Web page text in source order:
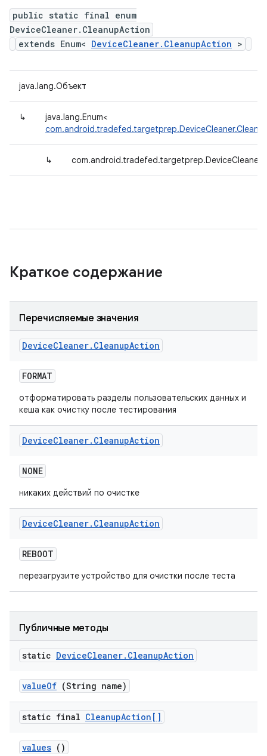
public static final enum
DeviceCleaner.CleanupAction
extends Enum< DeviceCleaner.CleanupAction >
java.lang.Объект
↳
java.lang.Enum<
↳
Краткое содержание
Перечисляемые значения
DeviceCleaner. CleanupAction
FORMAT
отформатировать разделы пользовательских данных и
кеша как очистку после тестирования
DeviceCleaner. CleanupAction
NONE
никаких действий по очистке
DeviceCleaner. CleanupAction
REBOOT
перезагрузите устройство для очистки после теста
Публичные методы
static DeviceCleaner. CleanupAction
valueOf (String name)
static final CleanupAction[]
values ()